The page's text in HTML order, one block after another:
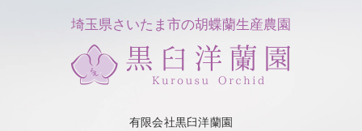
埼玉県さいたま市の胡蝶蘭生産農園
有限会社黒臼洋蘭園